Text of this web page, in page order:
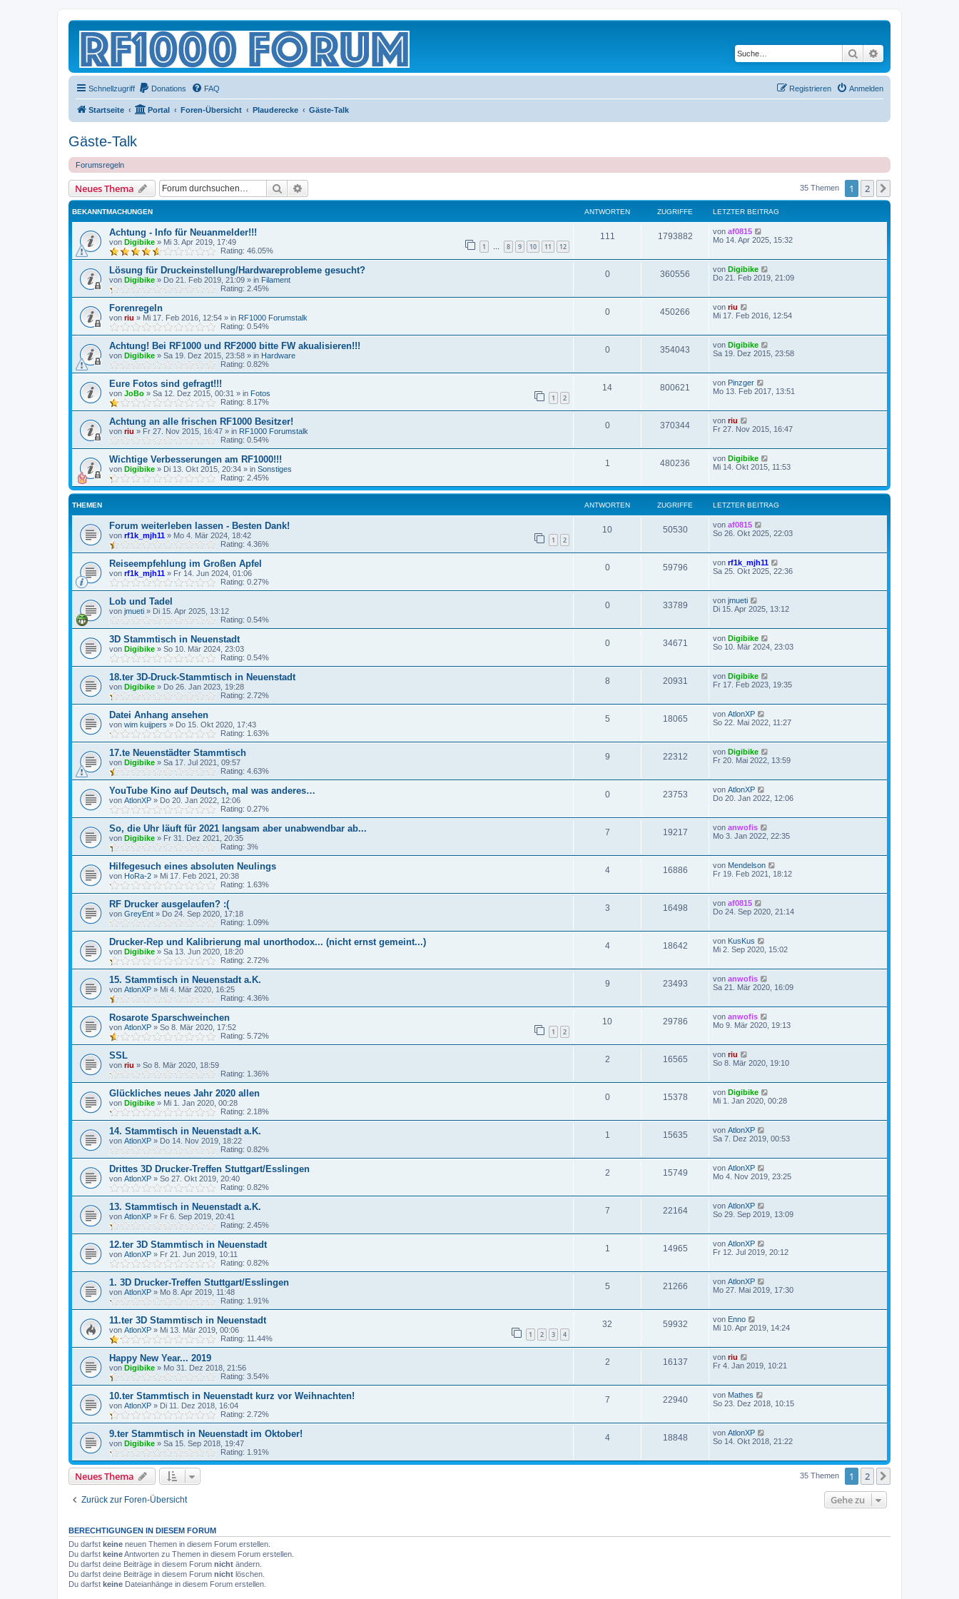
Suche
Schnellzugriff Donations FAQ Anmelden
Registrieren
Startseite Portal Foren-Übersicht Plauderecke Gäste-Talk
Gäste-Talk
Forumsregeln
Neues Thema Suche 35 Themen 1 2
BEKANNTMACHUNGEN ANTWORTEN ZUGRIFFE LETZTER BEITRAG
Achtung - Info für Neuanmelder!!!
von Digibike » Mi 3. Apr 2019, 17:49 1 … 8 9 10 11 12
Rating: 46.05%
111 1793882 von af0815
Mo 14. Apr 2025, 15:32
Lösung für Druckeinstellung/Hardwareprobleme gesucht?
von Digibike » Do 21. Feb 2019, 21:09 » in Filament
Rating: 2.45%
0 360556 von Digibike
Do 21. Feb 2019, 21:09
Forenregeln
von riu » Mi 17. Feb 2016, 12:54 » in RF1000 Forumstalk
Rating: 0.54%
0 450266 von riu
Mi 17. Feb 2016, 12:54
Achtung! Bei RF1000 und RF2000 bitte FW akualisieren!!!
von Digibike » Sa 19. Dez 2015, 23:58 » in Hardware
Rating: 0.82%
0 354043 von Digibike
Sa 19. Dez 2015, 23:58
Eure Fotos sind gefragt!!!
von JoBo » Sa 12. Dez 2015, 00:31 » in Fotos 1 2
Rating: 8.17%
14 800621 von Pinzger
Mo 13. Feb 2017, 13:51
Achtung an alle frischen RF1000 Besitzer!
von riu » Fr 27. Nov 2015, 16:47 » in RF1000 Forumstalk
Rating: 0.54%
0 370344 von riu
Fr 27. Nov 2015, 16:47
Wichtige Verbesserungen am RF1000!!!
von Digibike » Di 13. Okt 2015, 20:34 » in Sonstiges
Rating: 2.45%
1 480236 von Digibike
Mi 14. Okt 2015, 11:53
THEMEN ANTWORTEN ZUGRIFFE LETZTER BEITRAG
Forum weiterleben lassen - Besten Dank!
von rf1k_mjh11 » Mo 4. Mär 2024, 18:42 1 2
Rating: 4.36%
10 50530 von af0815
So 26. Okt 2025, 22:03
Reiseempfehlung im Großen Apfel
von rf1k_mjh11 » Fr 14. Jun 2024, 01:06
Rating: 0.27%
0 59796 von rf1k_mjh11
Sa 25. Okt 2025, 22:36
Lob und Tadel
von jmueti » Di 15. Apr 2025, 13:12
Rating: 0.54%
0 33789 von jmueti
Di 15. Apr 2025, 13:12
3D Stammtisch in Neuenstadt
von Digibike » So 10. Mär 2024, 23:03
Rating: 0.54%
0 34671 von Digibike
So 10. Mär 2024, 23:03
18.ter 3D-Druck-Stammtisch in Neuenstadt
von Digibike » Do 26. Jan 2023, 19:28
Rating: 2.72%
8 20931 von Digibike
Fr 17. Feb 2023, 19:35
Datei Anhang ansehen
von wim kuijpers » Do 15. Okt 2020, 17:43
Rating: 1.63%
5 18065 von AtlonXP
So 22. Mai 2022, 11:27
17.te Neuenstädter Stammtisch
von Digibike » Sa 17. Jul 2021, 09:57
Rating: 4.63%
9 22312 von Digibike
Fr 20. Mai 2022, 13:59
YouTube Kino auf Deutsch, mal was anderes…
von AtlonXP » Do 20. Jan 2022, 12:06
Rating: 0.27%
0 23753 von AtlonXP
Do 20. Jan 2022, 12:06
So, die Uhr läuft für 2021 langsam aber unabwendbar ab...
von Digibike » Fr 31. Dez 2021, 20:35
Rating: 3%
7 19217 von anwofis
Mo 3. Jan 2022, 22:35
Hilfegesuch eines absoluten Neulings
von HoRa-2 » Mi 17. Feb 2021, 20:38
Rating: 1.63%
4 16886 von Mendelson
Fr 19. Feb 2021, 18:12
RF Drucker ausgelaufen? :(
von GreyEnt » Do 24. Sep 2020, 17:18
Rating: 1.09%
3 16498 von af0815
Do 24. Sep 2020, 21:14
Drucker-Rep und Kalibrierung mal unorthodox... (nicht ernst gemeint...)
von Digibike » Sa 13. Jun 2020, 18:20
Rating: 2.72%
4 18642 von KusKus
Mi 2. Sep 2020, 15:02
15. Stammtisch in Neuenstadt a.K.
von AtlonXP » Mi 4. Mär 2020, 16:25
Rating: 4.36%
9 23493 von anwofis
Sa 21. Mär 2020, 16:09
Rosarote Sparschweinchen
von AtlonXP » So 8. Mär 2020, 17:52 1 2
Rating: 5.72%
10 29786 von anwofis
Mo 9. Mär 2020, 19:13
SSL
von riu » So 8. Mär 2020, 18:59
Rating: 1.36%
2 16565 von riu
So 8. Mär 2020, 19:10
Glückliches neues Jahr 2020 allen
von Digibike » Mi 1. Jan 2020, 00:28
Rating: 2.18%
0 15378 von Digibike
Mi 1. Jan 2020, 00:28
14. Stammtisch in Neuenstadt a.K.
von AtlonXP » Do 14. Nov 2019, 18:22
Rating: 0.82%
1 15635 von AtlonXP
Sa 7. Dez 2019, 00:53
Drittes 3D Drucker-Treffen Stuttgart/Esslingen
von AtlonXP » So 27. Okt 2019, 20:40
Rating: 0.82%
2 15749 von AtlonXP
Mo 4. Nov 2019, 23:25
13. Stammtisch in Neuenstadt a.K.
von AtlonXP » Fr 6. Sep 2019, 20:41
Rating: 2.45%
7 22164 von AtlonXP
So 29. Sep 2019, 13:09
12.ter 3D Stammtisch in Neuenstadt
von AtlonXP » Fr 21. Jun 2019, 10:11
Rating: 0.82%
1 14965 von AtlonXP
Fr 12. Jul 2019, 20:12
1. 3D Drucker-Treffen Stuttgart/Esslingen
von AtlonXP » Mo 8. Apr 2019, 11:48
Rating: 1.91%
5 21266 von AtlonXP
Mo 27. Mai 2019, 17:30
11.ter 3D Stammtisch in Neuenstadt
von AtlonXP » Mi 13. Mär 2019, 00:06 1 2 3 4
Rating: 11.44%
32 59932 von Enno
Mi 10. Apr 2019, 14:24
Happy New Year... 2019
von Digibike » Mo 31. Dez 2018, 21:56
Rating: 3.54%
2 16137 von riu
Fr 4. Jan 2019, 10:21
10.ter Stammtisch in Neuenstadt kurz vor Weihnachten!
von AtlonXP » Di 11. Dez 2018, 16:04
Rating: 2.72%
7 22940 von Mathes
So 23. Dez 2018, 10:15
9.ter Stammtisch in Neuenstadt im Oktober!
von Digibike » Sa 15. Sep 2018, 19:47
Rating: 1.91%
4 18848 von AtlonXP
So 14. Okt 2018, 21:22
Neues Thema 35 Themen 1 2
Zurück zur Foren-Übersicht Gehe zu
BERECHTIGUNGEN IN DIESEM FORUM
Du darfst keine neuen Themen in diesem Forum erstellen.
Du darfst keineAntworten zu Themen in diesem Forum erstellen.
Du darfst deine Beiträge in diesem Forum nicht ändern.
Du darfst deine Beiträge in diesem Forum nicht löschen.
Du darfst keine Dateianhänge in diesem Forum erstellen.